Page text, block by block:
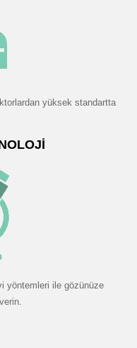
yüksek standartta
yöntemleri ile gözünüze